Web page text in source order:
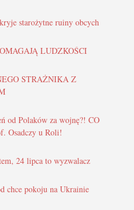
starożytne ruiny obcych
LUDZKOŚCI
STRAŻNIKA Z
od Polaków za wojnę?! CO
Osadczy u Roli!
24 lipca to wyzwalacz
chce pokoju na Ukrainie